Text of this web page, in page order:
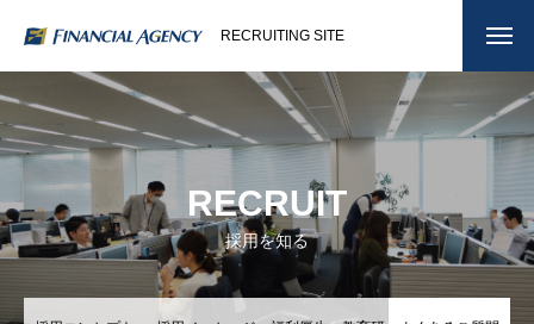
RECRUITING SITE
RECRUIT
採用を知る